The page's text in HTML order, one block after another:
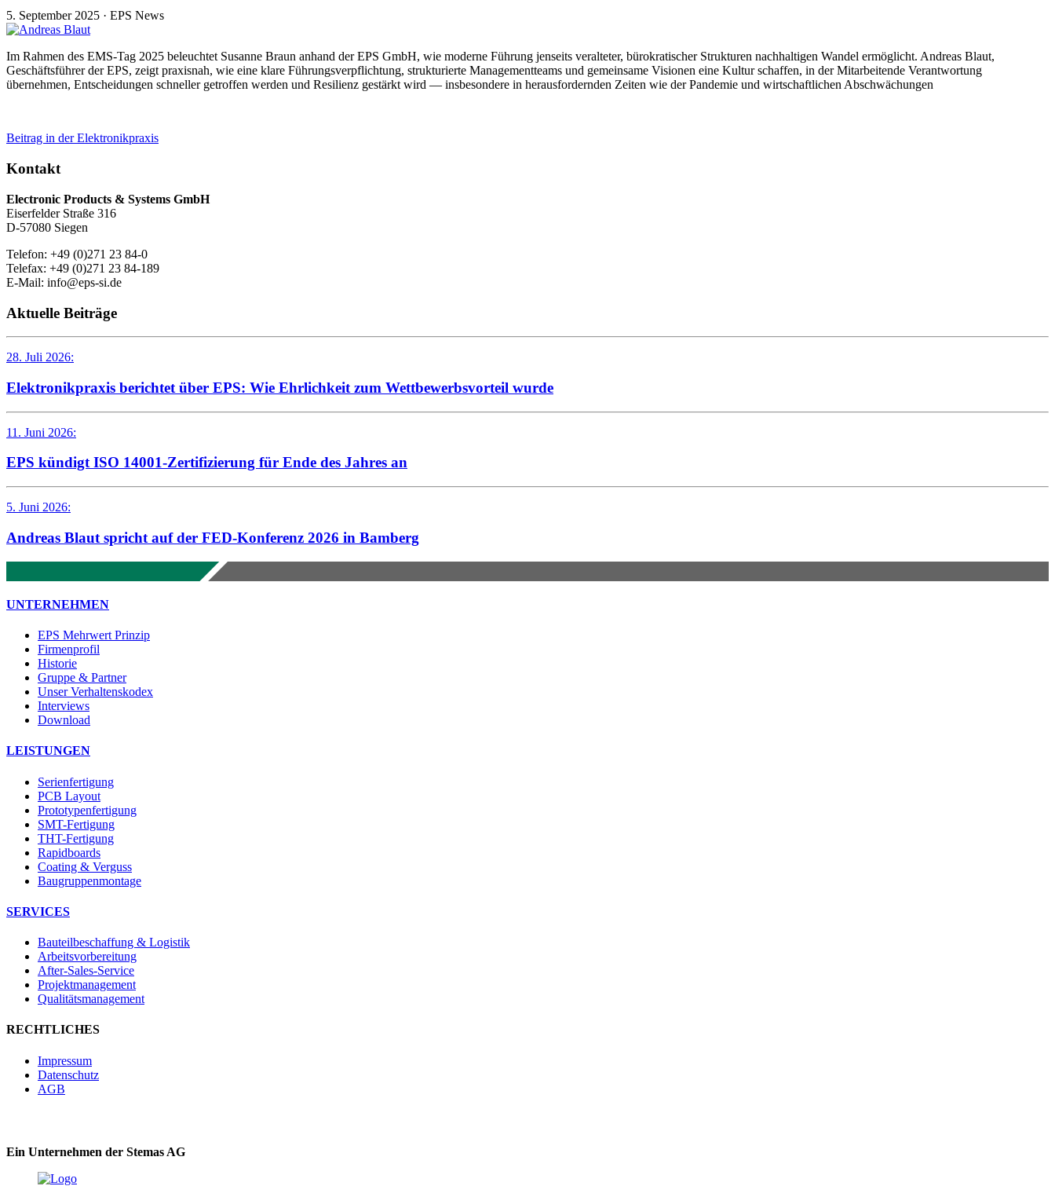
5. September 2025 · EPS News
Im Rahmen des EMS-Tag 2025 beleuchtet Susanne Braun anhand der EPS GmbH, wie moderne Führung jenseits veralteter, bürokratischer Strukturen nachhaltigen Wandel ermöglicht. Andreas Blaut,
Geschäftsführer der EPS, zeigt praxisnah, wie eine klare Führungsverpflichtung, strukturierte Managementteams und gemeinsame Visionen eine Kultur schaffen, in der Mitarbeitende Verantwortung
übernehmen, Entscheidungen schneller getroffen werden und Resilienz gestärkt wird — insbesondere in herausfordernden Zeiten wie der Pandemie und wirtschaftlichen Abschwächungen
Beitrag in der Elektronikpraxis
Kontakt
Electronic Products & Systems GmbH
Eiserfelder Straße 316
D-57080 Siegen
Telefon: +49 (0)271 23 84-0
Telefax: +49 (0)271 23 84-189
E-Mail: info@eps-si.de
Aktuelle Beiträge
28. Juli 2026:
Elektronikpraxis berichtet über EPS: Wie Ehrlichkeit zum Wettbewerbsvorteil wurde
11. Juni 2026:
EPS kündigt ISO 14001-Zertifizierung für Ende des Jahres an
5. Juni 2026:
Andreas Blaut spricht auf der FED-Konferenz 2026 in Bamberg
UNTERNEHMEN
EPS Mehrwert Prinzip
Firmenprofil
Historie
Gruppe & Partner
Unser Verhaltenskodex
Interviews
Download
LEISTUNGEN
Serienfertigung
PCB Layout
Prototypenfertigung
SMT-Fertigung
THT-Fertigung
Rapidboards
Coating & Verguss
Baugruppenmontage
SERVICES
Bauteilbeschaffung & Logistik
Arbeitsvorbereitung
After-Sales-Service
Projektmanagement
Qualitätsmanagement
RECHTLICHES
Impressum
Datenschutz
AGB
Ein Unternehmen der Stemas AG